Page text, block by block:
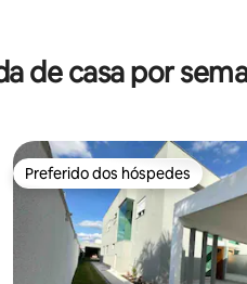
avaliação média de 5, 51
de casa por
Preferido dos hóspedes
Preferido dos hóspedes